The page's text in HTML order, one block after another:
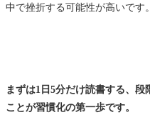
中で挫折する可能性が高いです。
まずは1日5分だけ読書する、
ことが習慣化の第一歩です。